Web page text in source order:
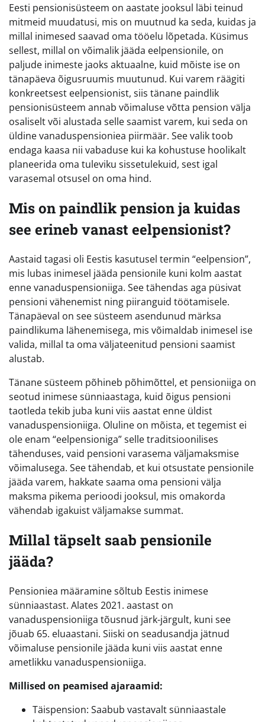
Eesti pensionisüsteem on aastate jooksul läbi teinud
mitmeid muudatusi, mis on muutnud ka seda, kuidas ja
millal inimesed saavad oma tööelu lõpetada. Küsimus
sellest, millal on võimalik jääda eelpensionile, on
paljude inimeste jaoks aktuaalne, kuid mõiste ise on
tänapäeva õigusruumis muutunud. Kui varem räägiti
konkreetsest eelpensionist, siis tänane paindlik
pensionisüsteem annab võimaluse võtta pension välja
osaliselt või alustada selle saamist varem, kui seda on
üldine vanaduspensioniea piirmäär. See valik toob
endaga kaasa nii vabaduse kui ka kohustuse hoolikalt
planeerida oma tuleviku sissetulekuid, sest igal
varasemal otsusel on oma hind.
Mis on paindlik pension ja kuidas
see erineb vanast eelpensionist?
Aastaid tagasi oli Eestis kasutusel termin “eelpension”,
mis lubas inimesel jääda pensionile kuni kolm aastat
enne vanaduspensioniiga. See tähendas aga püsivat
pensioni vähenemist ning piiranguid töötamisele.
Tänapäeval on see süsteem asendunud märksa
paindlikuma lähenemisega, mis võimaldab inimesel ise
valida, millal ta oma väljateenitud pensioni saamist
alustab.
Tänane süsteem põhineb põhimõttel, et pensioniiga on
seotud inimese sünniaastaga, kuid õigus pensioni
taotleda tekib juba kuni viis aastat enne üldist
vanaduspensioniiga. Oluline on mõista, et tegemist ei
ole enam “eelpensioniga” selle traditsioonilises
tähenduses, vaid pensioni varasema väljamaksmise
võimalusega. See tähendab, et kui otsustate pensionile
jääda varem, hakkate saama oma pensioni välja
maksma pikema perioodi jooksul, mis omakorda
vähendab igakuist väljamakse summat.
Millal täpselt saab pensionile
jääda?
Pensioniea määramine sõltub Eestis inimese
sünniaastast. Alates 2021. aastast on
vanaduspensioniiga tõusnud järk-järgult, kuni see
jõuab 65. eluaastani. Siiski on seadusandja jätnud
võimaluse pensionile jääda kuni viis aastat enne
ametlikku vanaduspensioniiga.
Millised on peamised ajaraamid:
Täispension: Saabub vastavalt sünniaastale